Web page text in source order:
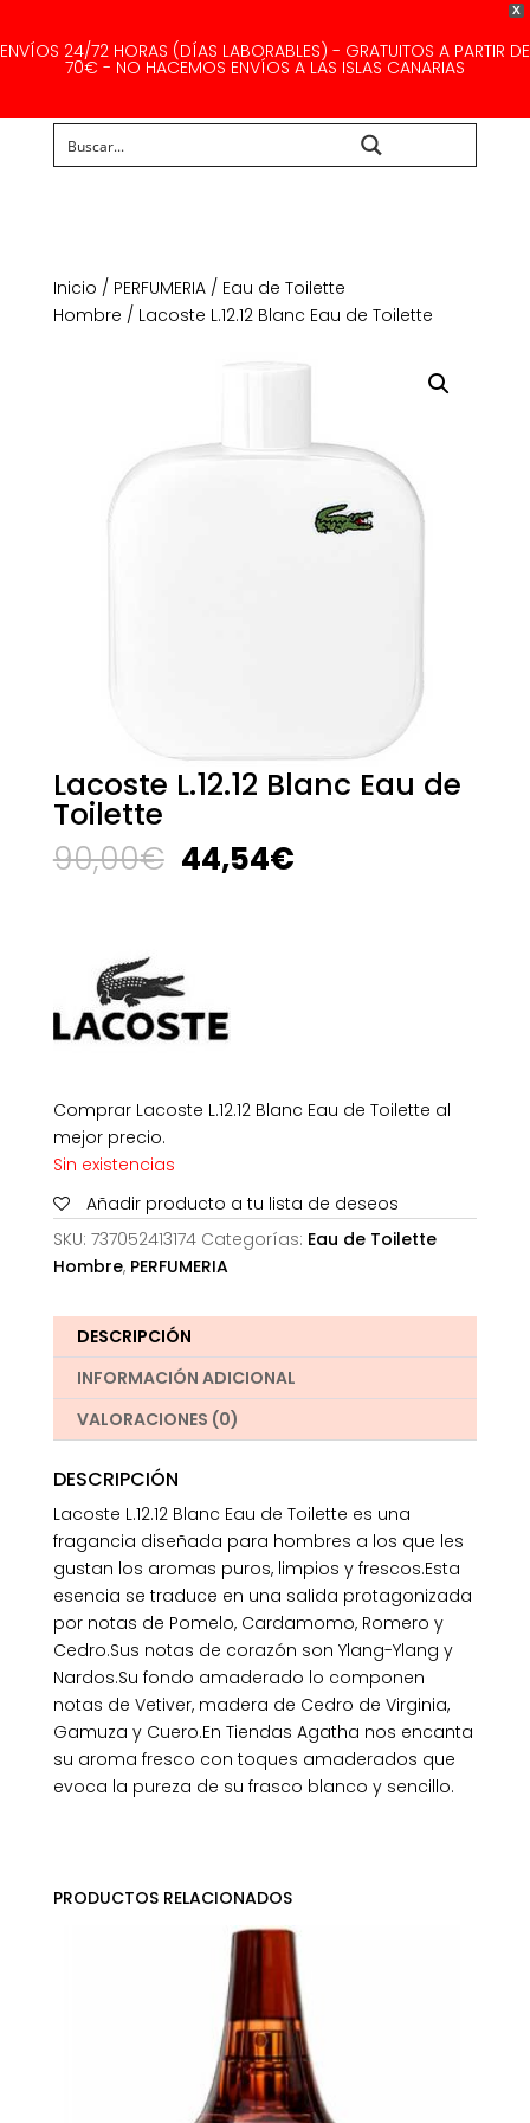
X
ENVÍOS 24/72 HORAS (DÍAS LABORABLES) - GRATUITOS A PARTIR DE
70€ - NO HACEMOS ENVÍOS A LAS ISLAS CANARIAS
Inicio / PERFUMERIA/ Eau de Toilette
Hombre / Lacoste L.12.12 Blanc Eau de Toilette
Lacoste L.12.12 Blanc Eau de
Toilette
90,00€ El
precio
90,00€.
44,54€El
Comprar Lacoste L.12.12 Blanc Eau de Toilette al
mejor precio.
Sin existencias
Añadir producto a tu lista de deseos
SKU: 737052413174 Categorías: Eau de Toilette
Hombre, PERFUMERIA
DESCRIPCIÓN
INFORMACIÓN ADICIONAL
VALORACIONES (0)
DESCRIPCIÓN
Lacoste L.12.12 Blanc Eau de Toilette es una
fragancia diseñada para hombres a los que les
gustan los aromas puros, limpios y frescos.Esta
esencia se traduce en una salida protagonizada
por notas de Pomelo, Cardamomo, Romero y
Cedro.Sus notas de corazón son Ylang-Ylang y
Nardos.Su fondo amaderado lo componen
notas de Vetiver, madera de Cedro de Virginia,
Gamuza y Cuero.En Tiendas Agatha nos encanta
su aroma fresco con toques amaderados que
evoca la pureza de su frasco blanco y sencillo.
PRODUCTOS RELACIONADOS